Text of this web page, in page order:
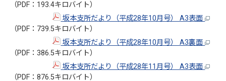
（PDF：193.4キロバイト）
坂本支所だより（平成28年10月号） A3表面
（PDF：739.5キロバイト）
坂本支所だより（平成28年10月号） A3裏面
（PDF：386.5キロバイト）
坂本支所だより（平成28年11月号） A3表面
（PDF：876.5キロバイト）